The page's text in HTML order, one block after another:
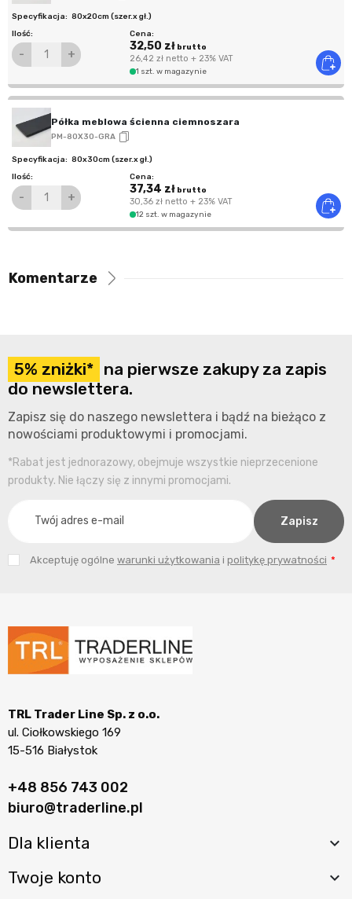
80x20cm (szer.x gł.)
- +
32,50 złbrutto
26,42 złnetto + 23% VAT
1 szt. w magazynie
Półka meblowa ścienna ciemnoszara
PM-80X30-GRA
80x30cm (szer.x gł.)
- +
37,34 złbrutto
30,36 złnetto + 23% VAT
12 szt. w magazynie
Komentarze
5% zniżki* na pierwsze zakupy za zapis
do newslettera.
Zapisz się do naszego newslettera i bądź na bieżąco z
nowościami produktowymi i promocjami.
*Rabat jest jednorazowy, obejmuje wszystkie nieprzecenione
produkty. Nie łączy się z innymi promocjami.
Akceptuję ogólne warunki użytkowania i politykę prywatności
TRL Trader Line Sp. z o.o.
ul. Ciołkowskiego 169
15-516 Białystok
+48 856 743 002
biuro@traderline.pl
Dla klienta 
Twoje konto 